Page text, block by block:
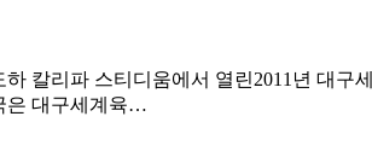
칼리파 스티디움에서 열린2011년 대
은 대구세계육…